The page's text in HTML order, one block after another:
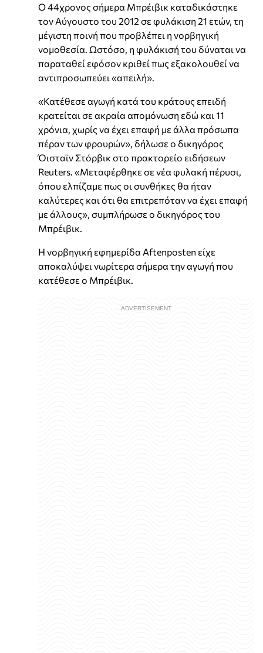
Ο 44χρονος σήμερα Μπρέιβικ καταδικάστηκε
τον Αύγουστο του 2012 σε φυλάκιση 21 ετών, τη
μέγιστη ποινή που προβλέπει η νορβηγική
νομοθεσία. Ωστόσο, η φυλάκισή του δύναται να
παραταθεί εφόσον κριθεί πως εξακολουθεί να
αντιπροσωπεύει «απειλή».
«Κατέθεσε αγωγή κατά του κράτους επειδή
κρατείται σε ακραία απομόνωση εδώ και 11
χρόνια, χωρίς να έχει επαφή με άλλα πρόσωπα
πέραν των φρουρών», δήλωσε ο δικηγόρος
Όισταϊν Στόρβικ στο πρακτορείο ειδήσεων
Reuters. «Μεταφέρθηκε σε νέα φυλακή πέρυσι,
όπου ελπίζαμε πως οι συνθήκες θα ήταν
καλύτερες και ότι θα επιτρεπόταν να έχει επαφή
με άλλους», συμπλήρωσε ο δικηγόρος του
Μπρέιβικ.
Η νορβηγική εφημερίδα Aftenposten είχε
αποκαλύψει νωρίτερα σήμερα την αγωγή που
κατέθεσε ο Μπρέιβικ.